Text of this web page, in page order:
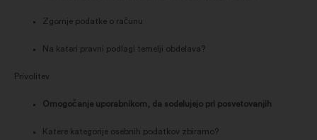
Zgornje podatke o računu
Na kateri pravni podlagi temelji obdelava?
Privolitev
Omogočanje uporabnikom, da sodelujejo pri posvetovanjih
Katere kategorije osebnih podatkov zbiramo?